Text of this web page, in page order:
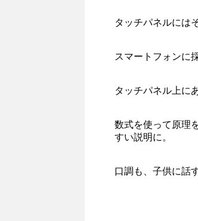
タッチパネルには
スマートフォンに
タッチパネル上に
数式を使って原理
すい説明に。
口調も、子供に話